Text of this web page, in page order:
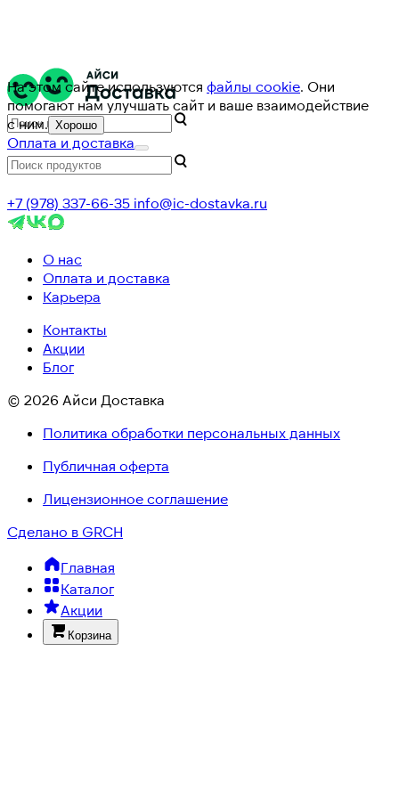
На этом сайте используются файлы cookie. Они
помогают нам улучшать сайт и ваше взаимодействие
с ним. Хорошо
Оплата и доставка
+7 (978) 337-66-35 info@ic-dostavka.ru
О нас
Оплата и доставка
Карьера
Контакты
Акции
Блог
© 2026 Айси Доставка
Политика обработки персональных данных
Публичная оферта
Лицензионное соглашение
Сделано в GRCH
Главная
Каталог
Акции
Корзина